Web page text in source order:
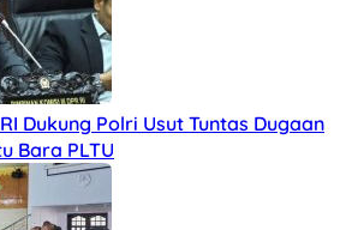
Dukung Polri Usut Tuntas Dugaan
Bara PLTU